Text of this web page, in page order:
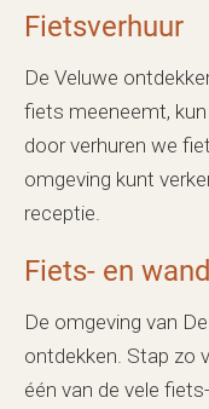
Fietsverhuur
De Veluwe
fiets meeneemt,
door verhuren we
omgeving kunt
receptie.
Fiets- en
De omgeving van
ontdekken. Stap zo
één van de vele